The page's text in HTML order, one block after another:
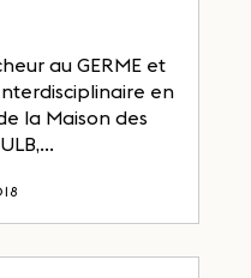
au GERME et
en
la Maison des